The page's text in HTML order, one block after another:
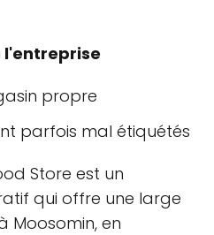
propre
parfois mal étiquétés
Store est un
qui offre une large
Moosomin, en